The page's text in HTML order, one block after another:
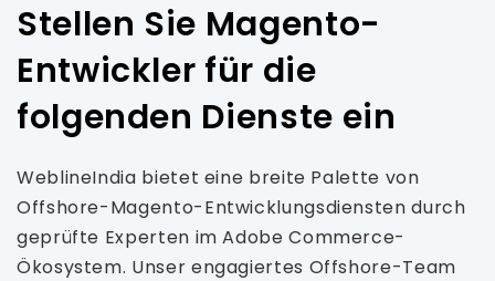
Stellen Sie Magento-
Entwickler für die
folgenden Dienste ein
WeblineIndia bietet eine breite Palette von
Offshore-Magento-Entwicklungsdiensten durch
geprüfte Experten im Adobe Commerce-
Ökosystem. Unser engagiertes Offshore-Team